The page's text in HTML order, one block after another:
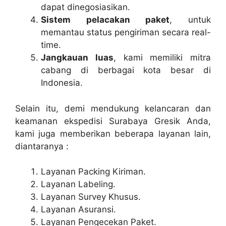
dapat dinegosiasikan.
Sistem pelacakan paket, untuk
memantau status pengiriman secara real-
time.
Jangkauan luas, kami memiliki mitra
cabang di berbagai kota besar di
Indonesia.
Selain itu, demi mendukung kelancaran dan
keamanan ekspedisi Surabaya Gresik Anda,
kami juga memberikan beberapa layanan lain,
diantaranya :
Layanan Packing Kiriman.
Layanan Labeling.
Layanan Survey Khusus.
Layanan Asuransi.
Layanan Pengecekan Paket.